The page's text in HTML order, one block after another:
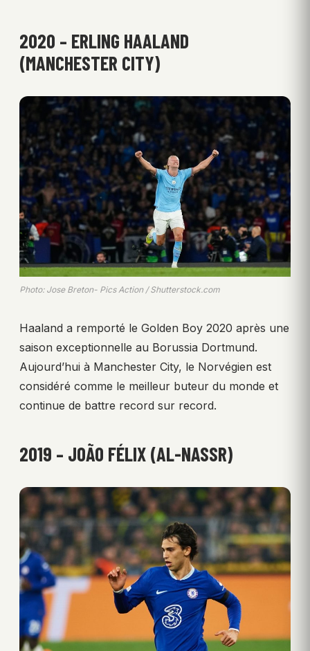
2020 – ERLING HAALAND
(MANCHESTER CITY)
Photo: Jose Breton- Pics Action / Shutterstock.com
Haaland a remporté le Golden Boy 2020 après une
saison exceptionnelle au Borussia Dortmund.
Aujourd’hui à Manchester City, le Norvégien est
considéré comme le meilleur buteur du monde et
continue de battre record sur record.
2019 – JOÃO FÉLIX (AL-NASSR)